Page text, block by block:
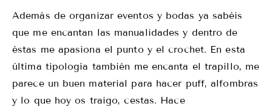
Además de organizar eventos y bodas ya sabéis
que me encantan las manualidades y dentro de
éstas me apasiona el punto y el crochet. En esta
última tipología también me encanta el trapillo, me
parece un buen material para hacer puff, alfombras
y lo que hoy os traigo, cestas. Hace